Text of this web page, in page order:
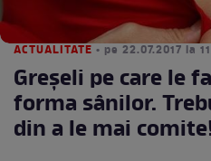
ACTUALITATE • pe 22.07.2017 la
Greșeli pe care le
forma sânilor.
din a le mai